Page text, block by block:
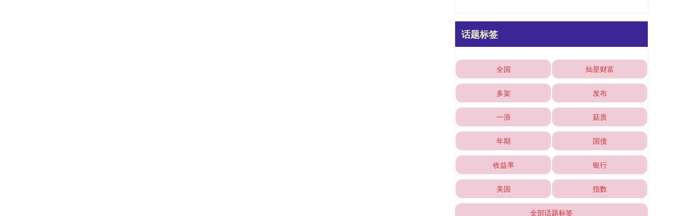
话题标签
全国 灿星财富
多架 发布
一浪 菇质
年期 国债
收益率 银行
美国 指数
全部话题标签